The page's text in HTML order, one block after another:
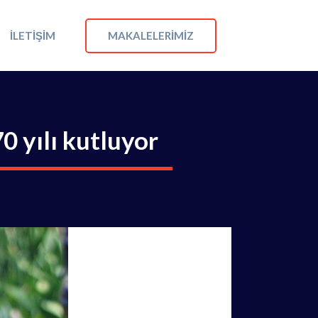
İLETIŞIM MAKALELERIMIZ
yılı kutluyor